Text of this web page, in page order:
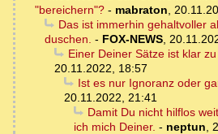
"bereichern"? - mabraton
Das ist immerhin gehaltvoller
duschen. - FOX-NEWS
Einer Deiner Sätze ist klar
20.11.2022, 18:57
Ist es nur Ignoranz oder
20.11.2022, 21:41
Damit Du nicht hilflos
ich mich Deiner. - neptun